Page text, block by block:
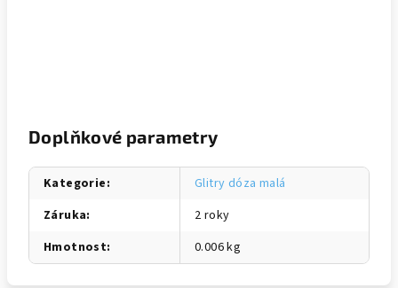
Doplňkové parametry
Kategorie:
Glitry dóza malá
Záruka:
2 roky
Hmotnost: 0.006 kg